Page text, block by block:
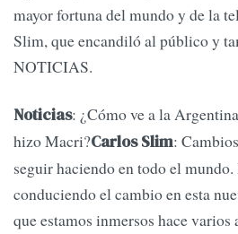
mayor fortuna del mundo y de la
Slim, que encandiló al público y
NOTICIAS.
Noticias: ¿Cómo ve a la
hizo Macri?Carlos Slim:
seguir haciendo en todo el
conduciendo el cambio en esta
que estamos inmersos hace varios